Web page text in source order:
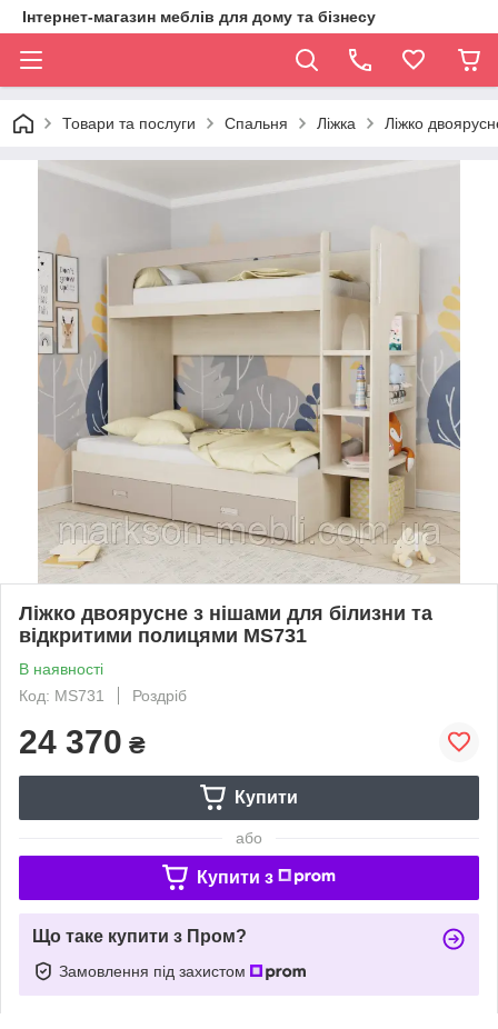
Інтернет-магазин меблів для дому та бізнесу
Товари та послуги Спальня Ліжка Ліжко
Ліжко двоярусне з нішами для білизни та
відкритими полицями MS731
В наявності
Код: MS731
Роздріб
24 370 ₴
Купити
або
Купити з
Що таке купити з Пром?
Замовлення під захистом